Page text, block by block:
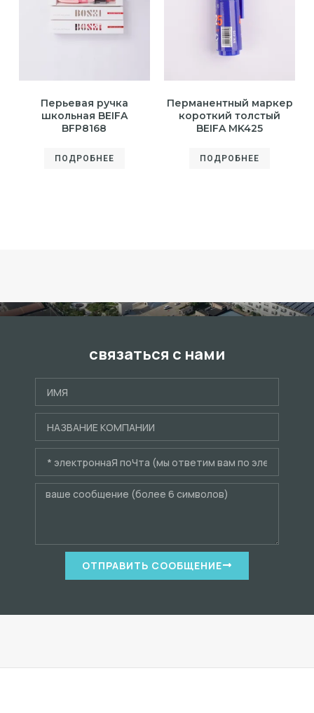
Перьевая ручка
школьная BEIFA
BFP8168
ПОДРОБНЕЕ
Перманентный маркер
короткий толстый
BEIFA MK425
ПОДРОБНЕЕ
связаться с нами
ОТПРАВИТЬ СООБЩЕНИЕ